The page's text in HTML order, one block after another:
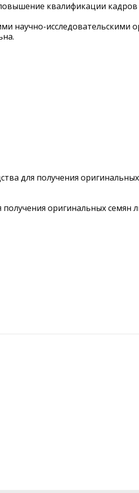
квалификации
научно-исследовательскими
для получения
оригинальных семян